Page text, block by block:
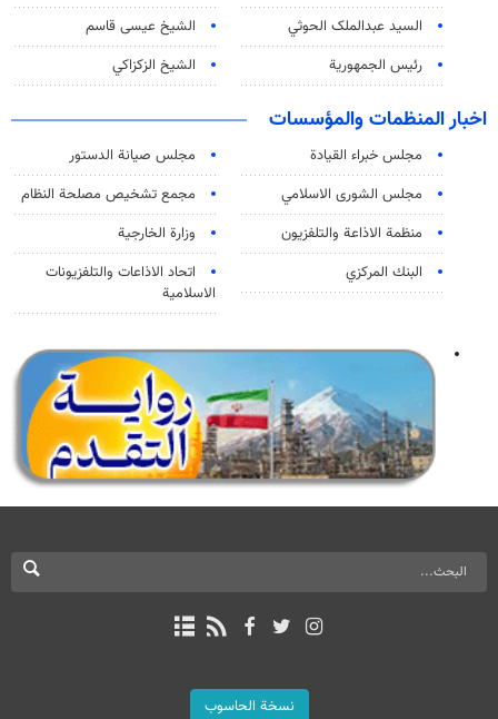
السید عبدالملک الحوثي
الشيخ عيسى قاسم
رئيس الجمهورية
الشيخ الزكزاكي
اخبار المنظمات والمؤسسات
مجلس خبراء القيادة
مجلس صيانة الدستور
مجلس الشورى الاسلامي
مجمع تشخيص مصلحة النظام
منظمة الاذاعة والتلفزیون
وزارة الخارجية
البنك المركزي
اتحاد الاذاعات والتلفزيونات
الاسلامية
نسخة الحاسوب